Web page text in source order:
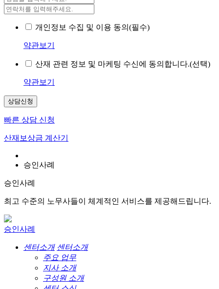
개인정보 수집 및 이용 동의(필수)
약관보기
산재 관련 정보 및 마케팅 수신에 동의합니다.(선택)
약관보기
상담신청
빠른 상담 신청
산재보상금 계산기
승인사례
승인사례
최고 수준의 노무사들이 체계적인 서비스를 제공해드립니다.
승인사례
센터소개 센터소개
주요 업무
지사 소개
구성원 소개